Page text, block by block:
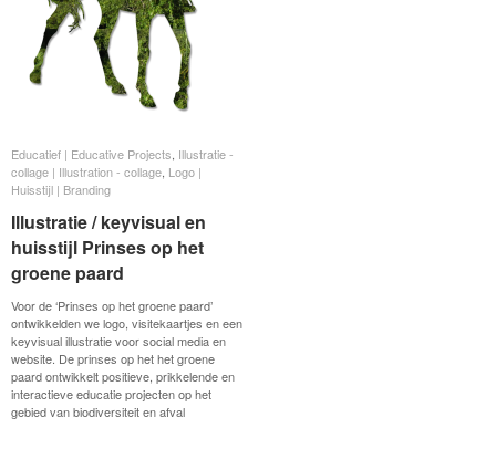
Educatief | Educative Projects Illustratie -
collage | Illustration - collage Logo |
Huisstijl | Branding
Illustratie / keyvisual en
huisstijl Prinses op het
groene paard
Voor de ‘Prinses op het groene paard’
ontwikkelden we logo, visitekaartjes en een
keyvisual illustratie voor social media en
website. De prinses op het het groene
paard ontwikkelt positieve, prikkelende en
interactieve educatie projecten op het
gebied van biodiversiteit en afval
Educatief | Educative Projects Illustratie -
collage | Illustration - collage Logo |
Huisstijl | Branding
Illustratie / keyvisual en
huisstijl Prinses op het
groene paard